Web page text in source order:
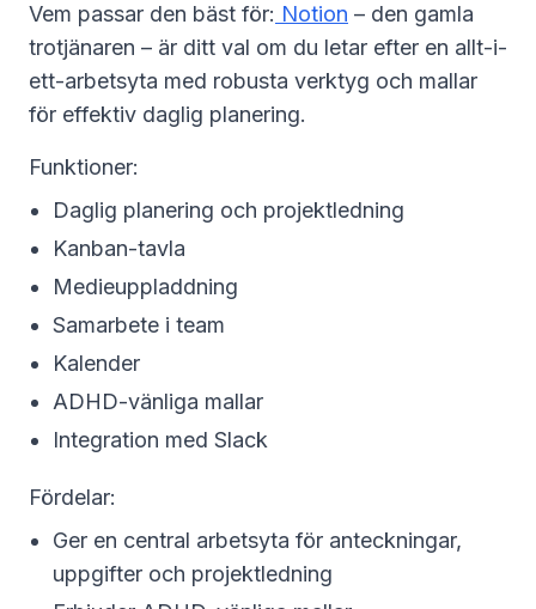
Vem passar den bäst för: Notion – den gamla
trotjänaren – är ditt val om du letar efter en allt-i-
ett-arbetsyta med robusta verktyg och mallar
för effektiv daglig planering.
Funktioner:
Daglig planering och projektledning
Kanban-tavla
Medieuppladdning
Samarbete i team
Kalender
ADHD-vänliga mallar
Integration med Slack
Fördelar:
Ger en central arbetsyta för anteckningar,
uppgifter och projektledning